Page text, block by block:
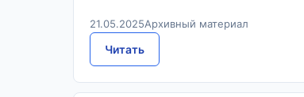
21.05.2025Архивный материал
Читать